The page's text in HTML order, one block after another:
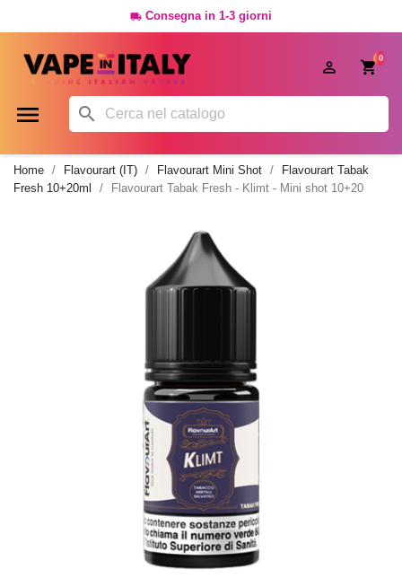
 Consegna in 1-3 giorni
0

 
Home Flavourart (IT) Flavourart Mini Shot
Flavourart Tabak
Fresh 10+20ml
Flavourart Tabak Fresh - Klimt - Mini shot 10+20